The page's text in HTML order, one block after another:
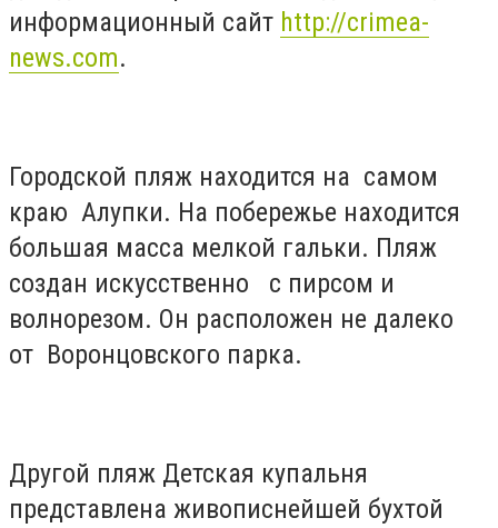
информационный сайт http://crimea-
news.com.
Городской пляж находится на самом
краю Алупки. На побережье находится
большая масса мелкой гальки. Пляж
создан искусственно с пирсом и
волнорезом. Он расположен не далеко
от Воронцовского парка.
Другой пляж Детская купальня
представлена живописнейшей бухтой